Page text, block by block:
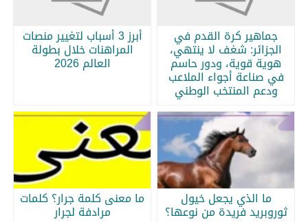
جماهير كرة القدم في
الجزائر: شغف لا ينتهي،
هوية قوية، ودور حاسم
في صناعة أجواء الملاعب
ودعم المنتخب الوطني
أبرز 3 أسباب لتغيير منصات
المراهنات خلال بطولة
العالم 2026
ما الذي يجعل خيول
ثوروبريد فريدة من نوعها؟
ما معنى كلمة جرار؟ كلمات
مرادفة لجرار